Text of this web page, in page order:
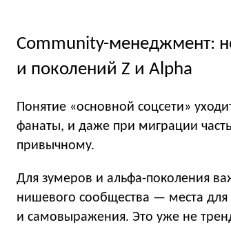
Community-менеджмент:
и поколений Z и Alpha
Понятие «основной соцсети»
фанаты, и даже при миграции
привычному.
Для зумеров и альфа-поколения
нишевого сообщества — места
и самовыражения. Это уже не